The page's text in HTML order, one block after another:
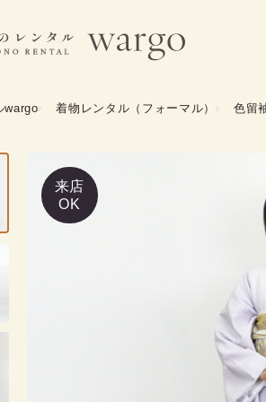
wargo 着物レンタル（フォーマル） 色留
来店
OK